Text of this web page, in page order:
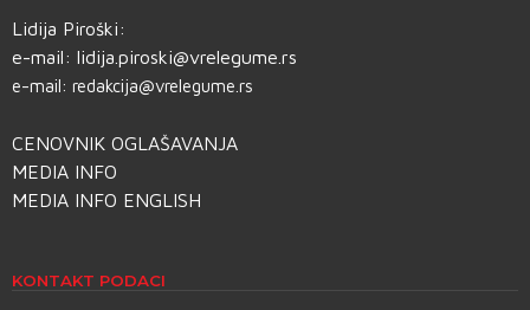
Lidija Piroški:
e-mail: lidija.piroski@vrelegume.rs
e-mail: redakcija@vrelegume.rs
CENOVNIK OGLAŠAVANJA
MEDIA INFO
MEDIA INFO ENGLISH
KONTAKT PODACI